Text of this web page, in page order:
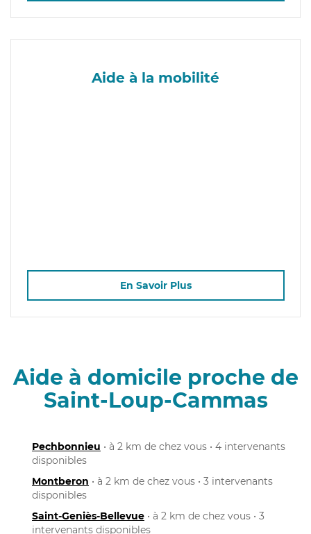
Aide à la mobilité
En Savoir Plus
Aide à domicile proche de
Saint-Loup-Cammas
Pechbonnieu • à 2 km de chez vous • 4 intervenants
disponibles
Montberon • à 2 km de chez vous • 3 intervenants
disponibles
Saint-Geniès-Bellevue • à 2 km de chez vous • 3
intervenants disponibles